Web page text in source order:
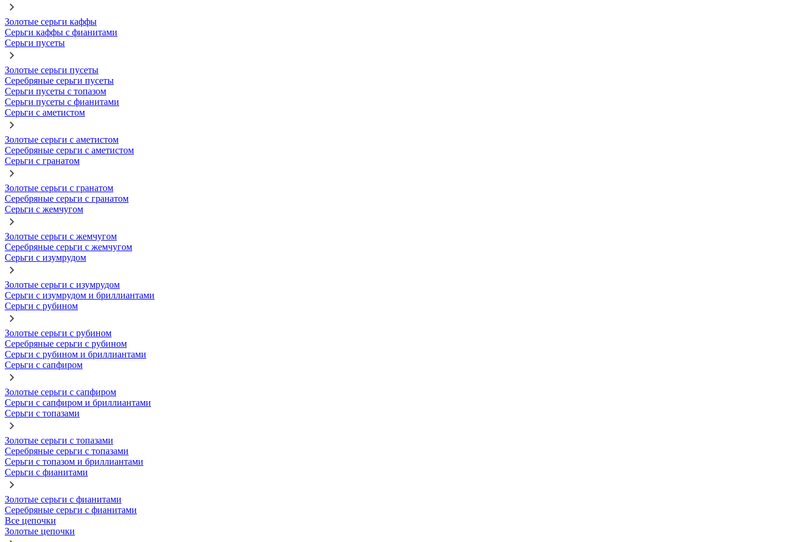
Золотые серьги каффы
Серьги каффы с фианитами
Серьги пусеты
Золотые серьги пусеты
Серебряные серьги пусеты
Серьги пусеты с топазом
Серьги пусеты с фианитами
Серьги с аметистом
Золотые серьги с аметистом
Серебряные серьги с аметистом
Серьги с гранатом
Золотые серьги с гранатом
Серебряные серьги с гранатом
Серьги с жемчугом
Золотые серьги с жемчугом
Серебряные серьги с жемчугом
Серьги с изумрудом
Золотые серьги с изумрудом
Серьги с изумрудом и бриллиантами
Серьги с рубином
Золотые серьги с рубином
Серебряные серьги с рубином
Серьги с рубином и бриллиантами
Серьги с сапфиром
Золотые серьги с сапфиром
Серьги с сапфиром и бриллиантами
Серьги с топазами
Золотые серьги с топазами
Серебряные серьги с топазами
Серьги с топазом и бриллиантами
Серьги с фианитами
Золотые серьги с фианитами
Серебряные серьги с фианитами
Все цепочки
Золотые цепочки